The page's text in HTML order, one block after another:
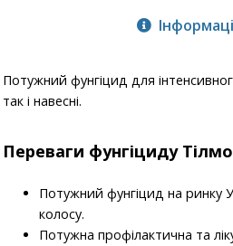
Потужний фунгіцид для
так і навесні.
Переваги фунгіциду
Потужний фунгіцид на ринку
колосу.
Потужна профілактична та